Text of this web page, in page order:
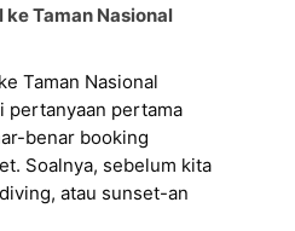
Taman Nasional
Taman Nasional
pertanyaan pertama
benar booking
Soalnya, sebelum kita
atau sunset-an